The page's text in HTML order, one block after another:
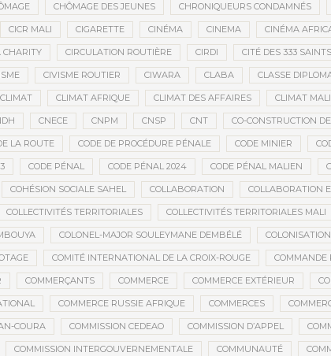
CHÔMAGE DES JEUNES CHRONIQUEURS CONDAMNÉS
CICR MALI CIGARETTE CINÉMA CINEMA CINÉMA
CHARITY CIRCULATION ROUTIÈRE CIRDI CITÉ DES 333 SAINTS
CIVISME ROUTIER CIWARA CLABA CLASSE
CLIMAT CLIMAT AFRIQUE CLIMAT DES AFFAIRES CLIMAT MALI
CNECE CNPM CNSP CNT CO-CONSTRUCTION
LA ROUTE CODE DE PROCÉDURE PÉNALE CODE MINIER
CODE PÉNAL CODE PÉNAL 2024 CODE PÉNAL MALIEN
COHÉSION SOCIALE SAHEL COLLABORATION COLLABORATION
COLLECTIVITÉS TERRITORIALES COLLECTIVITÉS TERRITORIALES MALI
COLONEL-MAJOR SOULEYMANE DEMBÉLÉ COLONISATION
COMITÉ INTERNATIONAL DE LA CROIX-ROUGE COMMANDE
COMMERÇANTS COMMERCE COMMERCE EXTÉRIEUR
COMMERCE RUSSIE AFRIQUE COMMERCES
COURA COMMISSION CEDEAO COMMISSION D’APPEL
COMMISSION INTERGOUVERNEMENTALE COMMUNAUTÉ